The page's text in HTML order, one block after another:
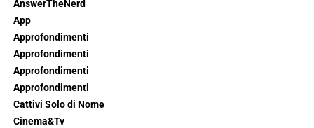
AnswerTheNerd
App
Approfondimenti
Approfondimenti
Approfondimenti
Approfondimenti
Cattivi Solo di Nome
Cinema&Tv